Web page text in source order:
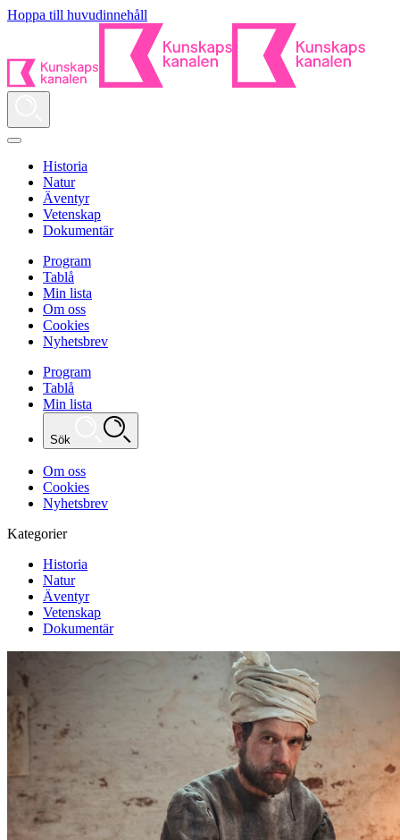
Hoppa till huvudinnehåll
Historia
Natur
Äventyr
Vetenskap
Dokumentär
Program
Tablå
Min lista
Om oss
Cookies
Nyhetsbrev
Program
Tablå
Min lista
Sök
Om oss
Cookies
Nyhetsbrev
Kategorier
Historia
Natur
Äventyr
Vetenskap
Dokumentär